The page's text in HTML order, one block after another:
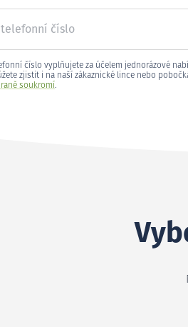
telefonní číslo
číslo vyplňujete za účelem jednorázové
zjistit i na naší zákaznické lince nebo
soukromí.